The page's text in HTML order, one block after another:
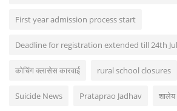
First year admission process start
Deadline for registration extended till 24th
कोचिंग क्लासेस कारवाई rural school closures
Suicide News Prataprao Jadhav शालेय